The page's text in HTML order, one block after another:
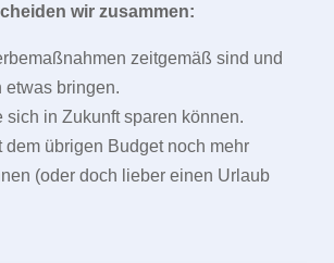
wir zusammen:
zeitgemäß sind und
etwas bringen.
sich in Zukunft sparen können.
dem übrigen Budget noch mehr
(oder doch lieber einen Urlaub